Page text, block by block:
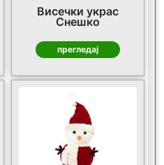
Висечки украс
Снешко
прегледај